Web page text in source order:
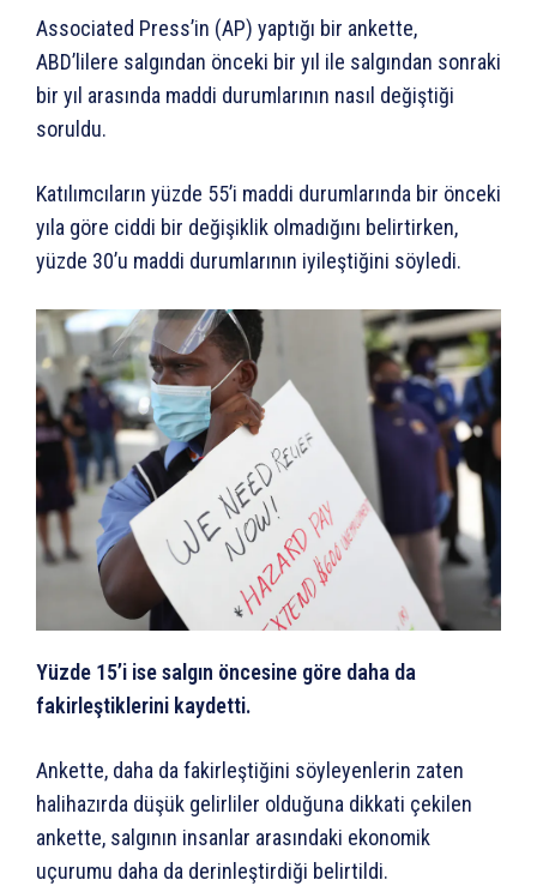
Associated Press’in (AP) yaptığı bir ankette,
ABD’lilere salgından önceki bir yıl ile salgından sonraki
bir yıl arasında maddi durumlarının nasıl değiştiği
soruldu.
Katılımcıların yüzde 55’i maddi durumlarında bir önceki
yıla göre ciddi bir değişiklik olmadığını belirtirken,
yüzde 30’u maddi durumlarının iyileştiğini söyledi.
Yüzde 15’i ise salgın öncesine göre daha da
fakirleştiklerini kaydetti.
Ankette, daha da fakirleştiğini söyleyenlerin zaten
halihazırda düşük gelirliler olduğuna dikkati çekilen
ankette, salgının insanlar arasındaki ekonomik
uçurumu daha da derinleştirdiği belirtildi.